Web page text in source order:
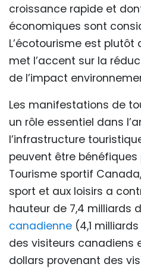
croissance rapide et
économiques sont
L’écotourisme est plutôt
met l’accent sur la
de l’impact
Les manifestations de
un rôle essentiel dans
l’infrastructure
peuvent être bénéfiques
Tourisme sportif
sport et aux loisirs a
hauteur de 7,4 milliards
canadienne (4,1
des visiteurs canadiens
dollars provenant des